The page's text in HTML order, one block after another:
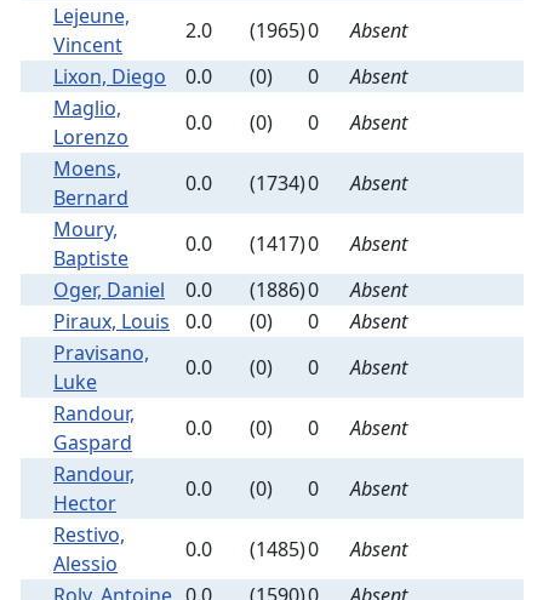
Lejeune,
Vincent
2.0 (1965)0
Absent
Lixon, Diego
0.0 (0) 0
Absent
Maglio,
Lorenzo
0.0 (0) 0
Absent
Moens,
Bernard
0.0 (1734)0
Absent
Moury,
Baptiste
0.0 (1417)0
Absent
Oger, Daniel
0.0 (1886)0
Absent
Piraux, Louis
0.0 (0) 0
Absent
Pravisano,
Luke
0.0 (0) 0
Absent
Randour,
Gaspard
0.0 (0) 0
Absent
Randour,
Hector
0.0 (0) 0
Absent
Restivo,
Alessio
0.0 (1485)0
Absent